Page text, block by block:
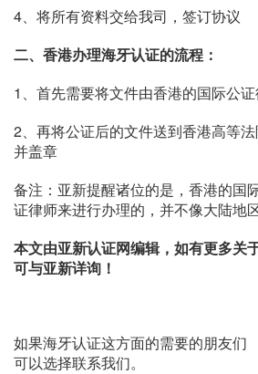
4、将所有资料交给我司，签订协议
二、香港办理海牙认证的流程：
1、首先需要将文件由香港的国际公
2、再将公证后的文件送到香港高等
并盖章
备注：亚新提醒诸位的是，香港的国
证律师来进行办理的，并不像大陆地
本文由亚新认证网编辑，如有更多关
可与亚新详询！
如果海牙认证这方面的需要的朋友们
可以选择联系我们。